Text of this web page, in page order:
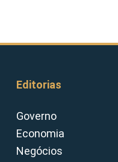
Editorias
Governo
Economia
Negócios